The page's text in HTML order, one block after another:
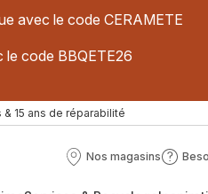
avec le code CERAMETE
le code BBQETE26
& 15 ans de réparabilité
Nos magasins
Nos
Besoin